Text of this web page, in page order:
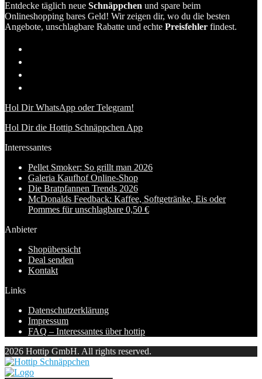
Entdecke täglich neue Schnäppchen und spare beim
Onlineshopping bares Geld! Wir zeigen dir, wo du die besten
Angebote, unschlagbare Rabatte und echte Preisfehler findest.
Hol Dir WhatsApp oder Telegram!
Hol Dir die Hottip Schnäppchen App
Interessantes
Pellet Smoker: So grillt man 2026
Galeria Kaufhof Online-Shop
Die Bratpfannen Trends 2026
McDonalds Feedback: Kaffee, Softgetränke, Eis oder
Pommes für unschlagbare 0,50 €
Anbieter
Shopübersicht
Deal senden
Kontakt
Links
Datenschutzerklärung
Impressum
FAQ – Interessantes über hottip
2026 Hottip GmbH. All rights reserved.